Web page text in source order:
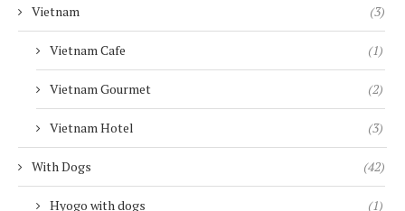
Vietnam (3)
Vietnam Cafe (1)
Vietnam Gourmet (2)
Vietnam Hotel (3)
With Dogs (42)
Hyogo with dogs (1)